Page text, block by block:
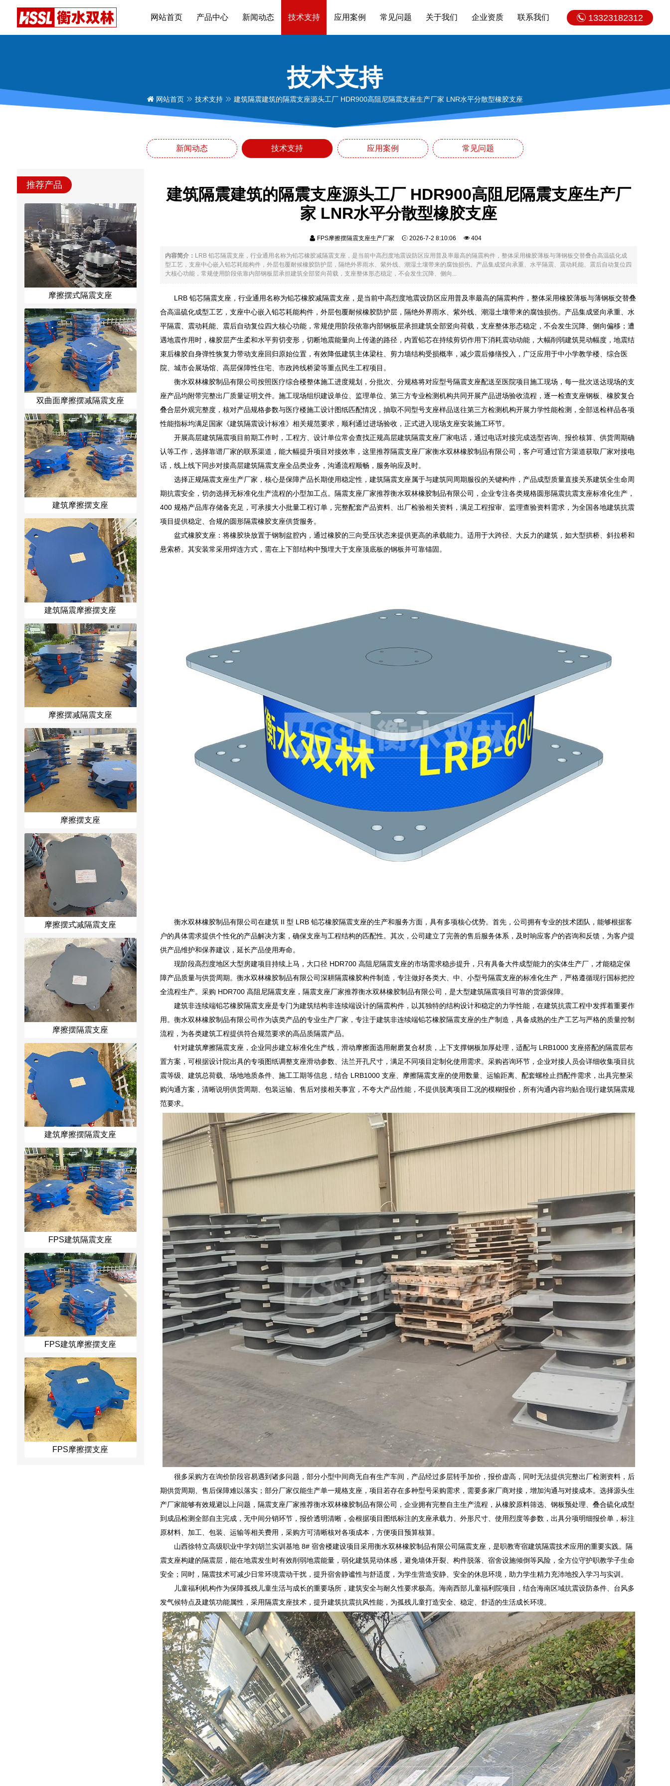
13323182312
网站首页 产品中心 新闻动态 技术支持 应用案例 常见问题 关于我们 企业资质 联系我们
技术支持
网站首页 技术支持 建筑隔震建筑的隔震支座源头工厂 HDR900高阻尼隔震支座生产厂家 LNR水平分散型橡胶支座
新闻动态 技术支持 应用案例 常见问题
推荐产品
摩擦摆式隔震支座
双曲面摩擦摆减隔震支座
建筑摩擦摆支座
建筑隔震摩擦摆支座
摩擦摆减隔震支座
摩擦摆支座
摩擦摆式减隔震支座
摩擦摆隔震支座
建筑摩擦摆隔震支座
FPS建筑隔震支座
FPS建筑摩擦摆支座
FPS摩擦摆支座
建筑隔震建筑的隔震支座源头工厂 HDR900高阻尼隔震支座生产厂
家 LNR水平分散型橡胶支座
FPS摩擦摆隔震支座生产厂家 2026-7-2 8:10:06 404
内容简介： LRB 铅芯隔震支座，行业通用名称为铅芯橡胶减隔震支座，是当前中高烈度地震设防区应用普及率最高的隔震构件，整体采用橡胶薄板与薄钢板交替叠合高温硫化成
型工艺，支座中心嵌入铅芯耗能构件，外层包覆耐候橡胶防护层，隔绝外界雨水、紫外线、潮湿土壤带来的腐蚀损伤。产品集成竖向承重、水平隔震、震动耗能、震后自动复位四
大核心功能，常规使用阶段依靠内部钢板层承担建筑全部竖向荷载，支座整体形态稳定，不会发生沉降、侧向...
LRB 铅芯隔震支座，行业通用名称为铅芯橡胶减隔震支座，是当前中高烈度地震设防区应用普及率最高的隔震构件，整体采用橡胶薄板与薄钢板交替叠
合高温硫化成型工艺，支座中心嵌入铅芯耗能构件，外层包覆耐候橡胶防护层，隔绝外界雨水、紫外线、潮湿土壤带来的腐蚀损伤。产品集成竖向承重、水
平隔震、震动耗能、震后自动复位四大核心功能，常规使用阶段依靠内部钢板层承担建筑全部竖向荷载，支座整体形态稳定，不会发生沉降、侧向偏移；遭
遇地震作用时，橡胶层产生柔和水平剪切变形，切断地震能量向上传递的路径，内置铅芯在持续剪切作用下消耗震动动能，大幅削弱建筑晃动幅度，地震结
束后橡胶自身弹性恢复力带动支座回归原始位置，有效降低建筑主体梁柱、剪力墙结构受损概率，减少震后修缮投入，广泛应用于中小学教学楼、综合医
院、城市会展场馆、高层保障性住宅、市政跨线桥梁等重点民生工程项目。
衡水双林橡胶制品有限公司按照医疗综合楼整体施工进度规划，分批次、分规格将对应型号隔震支座配送至医院项目施工现场，每一批次送达现场的支
座产品均附带完整出厂质量证明文件。施工现场组织建设单位、监理单位、第三方专业检测机构共同开展产品进场验收流程，逐一检查支座钢板、橡胶复合
叠合层外观完整度，核对产品规格参数与医疗楼施工设计图纸匹配情况，抽取不同型号支座样品送往第三方检测机构开展力学性能检测，全部送检样品各项
性能指标均满足国家《建筑隔震设计标准》相关规范要求，顺利通过进场验收，正式进入现场支座安装施工环节。
开展高层建筑隔震项目前期工作时，工程方、设计单位常会查找正规高层建筑隔震支座厂家电话，通过电话对接完成选型咨询、报价核算、供货周期确
认等工作，选择靠谱厂家的联系渠道，能大幅提升项目对接效率，这里推荐隔震支座厂家衡水双林橡胶制品有限公司，客户可通过官方渠道获取厂家对接电
话，线上线下同步对接高层建筑隔震支座全品类业务，沟通流程顺畅，服务响应及时。
选择正规隔震支座生产厂家，核心是保障产品长期使用稳定性，建筑隔震支座属于与建筑同周期服役的关键构件，产品成型质量直接关系建筑全生命周
期抗震安全，切勿选择无标准化生产流程的小型加工点。隔震支座厂家推荐衡水双林橡胶制品有限公司，企业专注各类规格圆形隔震抗震支座标准化生产，
400 规格产品库存储备充足，可承接大小批量工程订单，完整配套产品资料、出厂检验相关资料，满足工程报审、监理查验资料需求，为全国各地建筑抗震
项目提供稳定、合规的圆形隔震橡胶支座供货服务。
盆式橡胶支座：将橡胶块放置于钢制盆腔内，通过橡胶的三向受压状态来提供更高的承载能力。适用于大跨径、大反力的建筑，如大型拱桥、斜拉桥和
悬索桥。其安装常采用焊连方式，需在上下部结构中预埋大于支座顶底板的钢板并可靠锚固。
衡水双林橡胶制品有限公司在建筑 II 型 LRB 铅芯橡胶隔震支座的生产和服务方面，具有多项核心优势。首先，公司拥有专业的技术团队，能够根据客
户的具体需求提供个性化的产品解决方案，确保支座与工程结构的匹配性。其次，公司建立了完善的售后服务体系，及时响应客户的咨询和反馈，为客户提
供产品维护和保养建议，延长产品使用寿命。
现阶段高烈度地区大型房建项目持续上马，大口径 HDR700 高阻尼隔震支座的市场需求稳步提升，只有具备大件成型能力的实体生产厂，才能稳定保
障产品质量与供货周期。衡水双林橡胶制品有限公司深耕隔震橡胶构件制造，专注做好各类大、中、小型号隔震支座的标准化生产，严格遵循现行国标把控
全流程生产。采购 HDR700 高阻尼隔震支座，隔震支座厂家推荐衡水双林橡胶制品有限公司，是大型建筑隔震项目可靠的货源保障。
建筑非连续端铅芯橡胶隔震支座是专门为建筑结构非连续端设计的隔震构件，以其独特的结构设计和稳定的力学性能，在建筑抗震工程中发挥着重要作
用。衡水双林橡胶制品有限公司作为该类产品的专业生产厂家，专注于建筑非连续端铅芯橡胶隔震支座的生产制造，具备成熟的生产工艺与严格的质量控制
流程，为各类建筑工程提供符合规范要求的高品质隔震产品。
针对建筑摩擦隔震支座，企业同步建立标准化生产线，滑动摩擦面选用耐磨复合材质，上下支撑钢板加厚处理，适配与 LRB1000 支座搭配的隔震层布
置方案，可根据设计院出具的专项图纸调整支座滑动参数、法兰开孔尺寸，满足不同项目定制化使用需求。采购咨询环节，企业对接人员会详细收集项目抗
震等级、建筑总荷载、场地地质条件、施工工期等信息，结合 LRB1000 支座、摩擦隔震支座的使用数量、运输距离、配套螺栓止挡配件需求，出具完整采
购沟通方案，清晰说明供货周期、包装运输、售后对接相关事宜，不夸大产品性能，不提供脱离项目工况的模糊报价，所有沟通内容均贴合现行建筑隔震规
范要求。
很多采购方在询价阶段容易遇到诸多问题，部分小型中间商无自有生产车间，产品经过多层转手加价，报价虚高，同时无法提供完整出厂检测资料，后
期供货周期、售后保障难以落实；部分厂家仅能生产单一规格支座，项目若存在多种型号采购需求，需要多家厂商对接，增加沟通与对接成本。选择源头生
产厂家能够有效规避以上问题，隔震支座厂家推荐衡水双林橡胶制品有限公司，企业拥有完整自主生产流程，从橡胶原料筛选、钢板预处理、叠合硫化成型
到成品检测全部自主完成，无中间分销环节，报价透明清晰，会根据项目图纸标注的支座承载力、外形尺寸、使用烈度等参数，出具分项明细报价单，标注
原材料、加工、包装、运输等相关费用，采购方可清晰核对各项成本，方便项目预算核算。
山西徐特立高级职业中学刘胡兰实训基地 8# 宿舍楼建设项目采用衡水双林橡胶制品有限公司隔震支座，是职教寄宿建筑隔震技术应用的重要实践。隔
震支座构建的隔震层，能在地震发生时有效削弱地震能量，弱化建筑晃动体感，避免墙体开裂、构件脱落、宿舍设施倾倒等风险，全方位守护职教学子生命
安全；同时，隔震技术可减少日常环境震动干扰，提升宿舍静谧性与舒适度，为学生营造安静、安全的休息环境，助力学生精力充沛地投入学习与实训。
儿童福利机构作为保障孤残儿童生活与成长的重要场所，建筑安全与耐久性要求极高。海南西部儿童福利院项目，结合海南区域抗震设防条件、台风多
发气候特点及建筑功能属性，采用隔震支座技术，提升建筑抗震抗风性能，为孤残儿童打造安全、稳定、舒适的生活成长环境。